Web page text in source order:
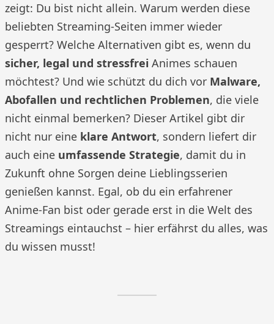
zeigt: Du bist nicht allein. Warum werden diese
beliebten Streaming-Seiten immer wieder
gesperrt? Welche Alternativen gibt es, wenn du
sicher, legal und stressfrei Animes schauen
möchtest? Und wie schützt du dich vor Malware,
Abofallen und rechtlichen Problemen, die viele
nicht einmal bemerken? Dieser Artikel gibt dir
nicht nur eine klare Antwort, sondern liefert dir
auch eine umfassende Strategie, damit du in
Zukunft ohne Sorgen deine Lieblingsserien
genießen kannst. Egal, ob du ein erfahrener
Anime-Fan bist oder gerade erst in die Welt des
Streamings eintauchst – hier erfährst du alles, was
du wissen musst!